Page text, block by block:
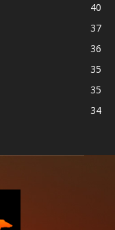
40
37
36
35
35
34